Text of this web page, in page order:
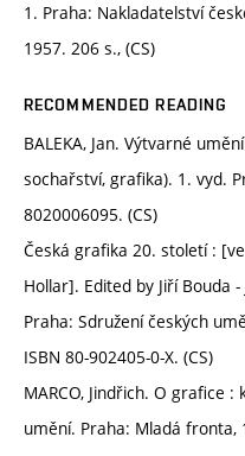
1. Praha: Nakladatelství
1957. 206 s., (CS)
RECOMMENDED READING
BALEKA, Jan. Výtvarné
sochařství, grafika). 1. vyd.
8020006095. (CS)
Česká grafika 20. století :
Hollar]. Edited by Jiří Bouda
Praha: Sdružení českých
ISBN 80-902405-0-X. (CS)
MARCO, Jindřich. O grafice
umění. Praha: Mladá fronta,